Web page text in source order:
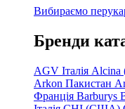
Вибираємо
Бренди
AGV Італія Alcina
Arkon Пакистан
Франція Barburys